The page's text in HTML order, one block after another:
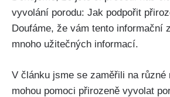
vyvolání porodu: Jak ⁢podpořit
Doufáme, že vám ‍tento ⁢informační
mnoho užitečných informací.
V článku jsme se zaměřili na různé
mohou pomoci přirozeně vyvolat